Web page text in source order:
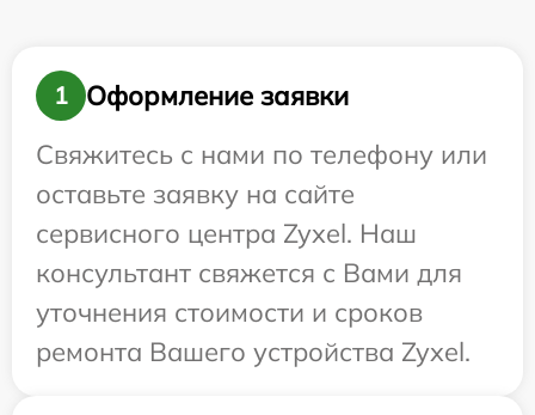
1
Оформление заявки
Свяжитесь с нами по телефону или
оставьте заявку на сайте
сервисного центра Zyxel. Наш
консультант свяжется с Вами для
уточнения стоимости и сроков
ремонта Вашего устройства Zyxel.